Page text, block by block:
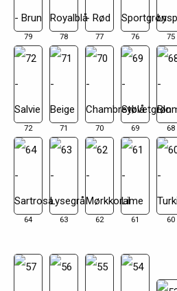
79 78 77 76 75
72 71 70 69 68
64 63 62 61 60